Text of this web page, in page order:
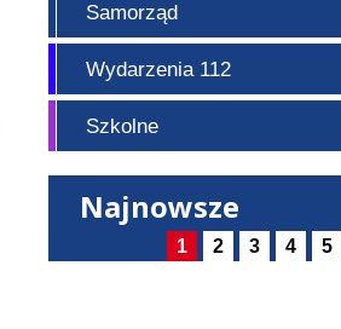
Samorząd
Wydarzenia 112
Szkolne
Najnowsze
1 2 3 4 5